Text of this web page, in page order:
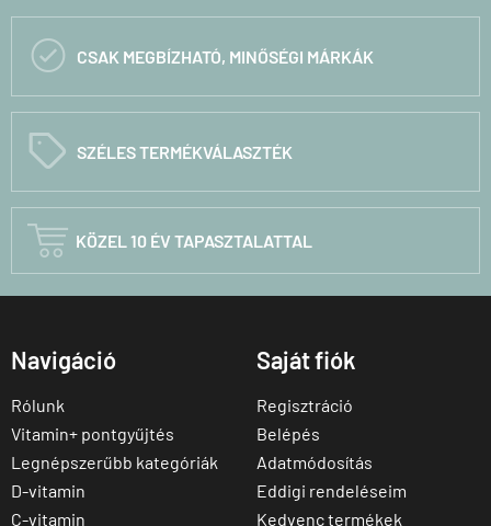
 CSAK MEGBÍZHATÓ, MINŐSÉGI MÁRKÁK
C SZÉLES TERMÉKVÁLASZTÉK
 KÖZEL 10 ÉV TAPASZTALATTAL
Navigáció
Rólunk
Vitamin+ pontgyűjtés
Legnépszerűbb kategóriák
D-vitamin
C-vitamin
Saját fiók
Regisztráció
Belépés
Adatmódosítás
Eddigi rendeléseim
Kedvenc termékek